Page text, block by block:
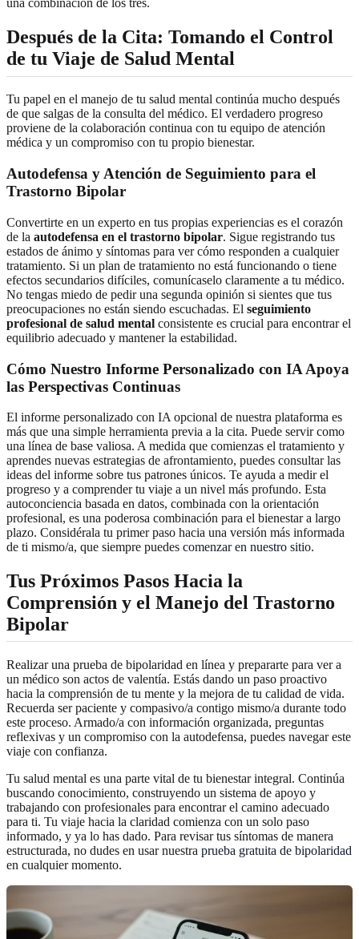
una combinación de los tres.
Después de la Cita: Tomando el Control
de tu Viaje de Salud Mental
Tu papel en el manejo de tu salud mental continúa mucho después
de que salgas de la consulta del médico. El verdadero progreso
proviene de la colaboración continua con tu equipo de atención
médica y un compromiso con tu propio bienestar.
Autodefensa y Atención de Seguimiento para el
Trastorno Bipolar
Convertirte en un experto en tus propias experiencias es el corazón
de la autodefensa en el trastorno bipolar. Sigue registrando tus
estados de ánimo y síntomas para ver cómo responden a cualquier
tratamiento. Si un plan de tratamiento no está funcionando o tiene
efectos secundarios difíciles, comunícaselo claramente a tu médico.
No tengas miedo de pedir una segunda opinión si sientes que tus
preocupaciones no están siendo escuchadas. El seguimiento
profesional de salud mental consistente es crucial para encontrar el
equilibrio adecuado y mantener la estabilidad.
Cómo Nuestro Informe Personalizado con IA Apoya
las Perspectivas Continuas
El informe personalizado con IA opcional de nuestra plataforma es
más que una simple herramienta previa a la cita. Puede servir como
una línea de base valiosa. A medida que comienzas el tratamiento y
aprendes nuevas estrategias de afrontamiento, puedes consultar las
ideas del informe sobre tus patrones únicos. Te ayuda a medir el
progreso y a comprender tu viaje a un nivel más profundo. Esta
autoconciencia basada en datos, combinada con la orientación
profesional, es una poderosa combinación para el bienestar a largo
plazo. Considérala tu primer paso hacia una versión más informada
de ti mismo/a, que siempre puedes comenzar en nuestro sitio.
Tus Próximos Pasos Hacia la
Comprensión y el Manejo del Trastorno
Bipolar
Realizar una prueba de bipolaridad en línea y prepararte para ver a
un médico son actos de valentía. Estás dando un paso proactivo
hacia la comprensión de tu mente y la mejora de tu calidad de vida.
Recuerda ser paciente y compasivo/a contigo mismo/a durante todo
este proceso. Armado/a con información organizada, preguntas
reflexivas y un compromiso con la autodefensa, puedes navegar este
viaje con confianza.
Tu salud mental es una parte vital de tu bienestar integral. Continúa
buscando conocimiento, construyendo un sistema de apoyo y
trabajando con profesionales para encontrar el camino adecuado
para ti. Tu viaje hacia la claridad comienza con un solo paso
informado, y ya lo has dado. Para revisar tus síntomas de manera
estructurada, no dudes en usar nuestra prueba gratuita de bipolaridad
en cualquier momento.